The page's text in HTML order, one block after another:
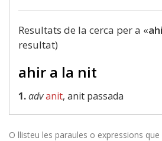
Resultats de la cerca per a «
resultat)
ahir a la nit
1.advanit, anit passada
O llisteu les paraules o expressions